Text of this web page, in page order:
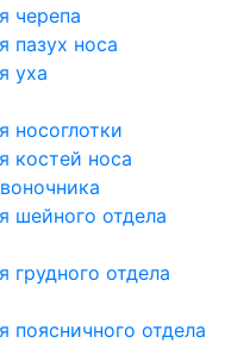
черепа
пазух носа
уха
носоглотки
костей носа
шейного отдела
грудного отдела
поясничного отдела